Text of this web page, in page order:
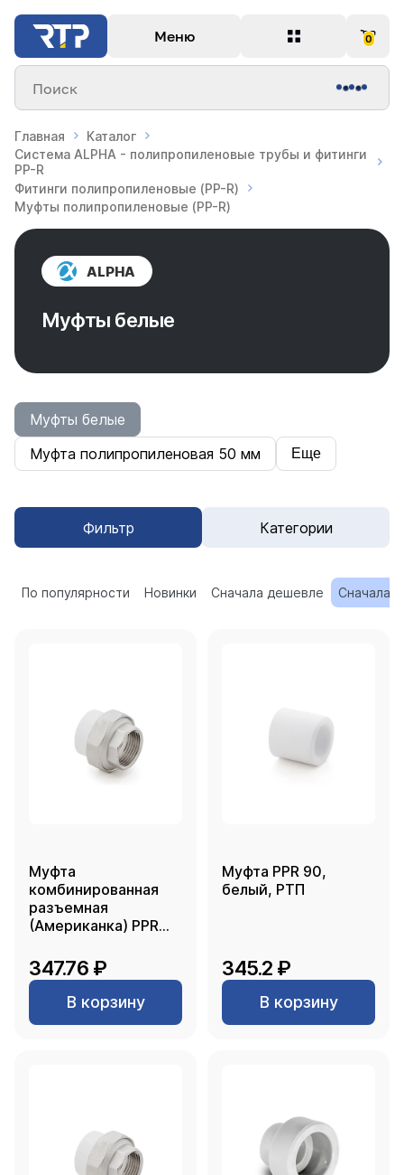
Меню 0
Поиск
Главная
Каталог
Система ALPHA - полипропиленовые трубы и фитинги
PP-R
Фитинги полипропиленовые (PP-R)
Муфты полипропиленовые (PP-R)
ALPHA
Муфты белые
Муфты белые
Муфта полипропиленовая 50 мм
Еще
Фильтр Категории
По популярности Новинки Сначала дешевле Сначала
Муфта
комбинированная
разъемная
(Американка) PPR
25х 3/4, белый, RTP
347.76 ₽
В корзину
Муфта PPR 90,
белый, РТП
345.2 ₽
В корзину